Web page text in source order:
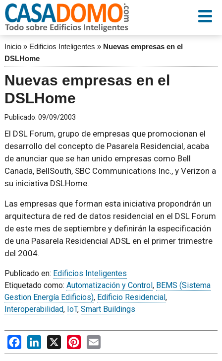
Inicio» Edificios Inteligentes » Nuevas empresas en el
DSLHome
Nuevas empresas en el
DSLHome
Publicado: 09/09/2003
El DSL Forum, grupo de empresas que promocionan el
desarrollo del concepto de Pasarela Residencial, acaba
de anunciar que se han unido empresas como Bell
Canada, BellSouth, SBC Communications Inc., y Verizon a
su iniciativa DSLHome.
Las empresas que forman esta iniciativa propondrán un
arquitectura de red de datos residencial en el DSL Forum
de este mes de septiembre y definirán la especificación
de una Pasarela Residencial ADSL en el primer trimestre
del 2004.
Publicado en: Edificios Inteligentes
Etiquetado como: Automatización y Control, BEMS (Sistema
Gestion Energía Edificios), Edificio Residencial,
Interoperabilidad, IoT, Smart Buildings
FacebookLinkedIn
X PinterestEmail